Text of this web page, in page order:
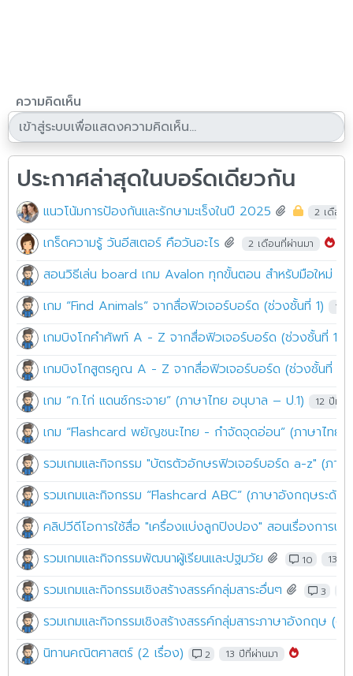
ความคิดเห็น
ประกาศล่าสุดในบอร์ดเดียวกัน
แนวโน้มการป้องกันและรักษามะเร็งในปี 2025 2 เดือน
เกร็ดความรู้ วันอีสเตอร์ คือวันอะไร 2 เดือนที่ผ่านมา
สอนวิธีเล่น board เกม Avalon ทุกขั้นตอน สำหรับมือใหม่ เข้
เกม “Find Animals” จากสื่อฟิวเจอร์บอร์ด (ช่วงชั้นที่ 1)
12
เกมบิงโกคำศัพท์ A - Z จากสื่อฟิวเจอร์บอร์ด (ช่วงชั้นที่ 1-
เกมบิงโกสูตรคูณ A - Z จากสื่อฟิวเจอร์บอร์ด (ช่วงชั้นที่ 1-
เกม “ก.ไก่ แดนซ์กระจาย” (ภาษาไทย อนุบาล – ป.1)
12 ปีที่ผ่
เกม “Flashcard พยัญชนะไทย - กำจัดจุดอ่อน” (ภาษาไทย
รวมเกมและกิจกรรม "บัตรตัวอักษรฟิวเจอร์บอร์ด a-z" (ภา
รวมเกมและกิจกรรม “Flashcard ABC” (ภาษาอังกฤษระดับ
คลิปวีดีโอการใช้สื่อ "เครื่องแบ่งลูกปิงปอง" สอนเรื่องการนับ
รวมเกมและกิจกรรมพัฒนาผู้เรียนและปฐมวัย
10 13 ปี
รวมเกมและกิจกรรมเชิงสร้างสรรค์กลุ่มสาระอื่นๆ 3
รวมเกมและกิจกรรมเชิงสร้างสรรค์กลุ่มสาระภาษาอังกฤษ (ต
นิทานคณิตศาสตร์ (2 เรื่อง)
2 13 ปีที่ผ่านมา